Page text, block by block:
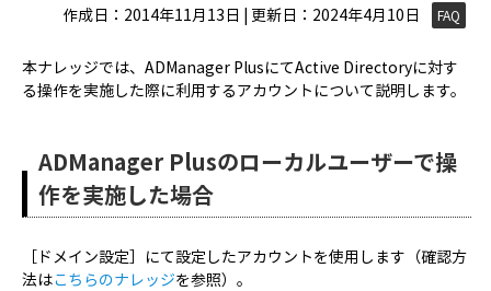
作成日：2014年11月13日 | 更新日：2024年4月10日 FAQ
本ナレッジでは、ADManager PlusにてActive Directoryに対す
る操作を実施した際に利用するアカウントについて説明します。
ADManager Plusのローカルユーザーで操
作を実施した場合
［ドメイン設定］にて設定したアカウントを使用します（確認方
法はこちらのナレッジを参照）。